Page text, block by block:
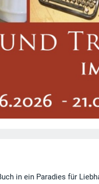
in ein Paradies für